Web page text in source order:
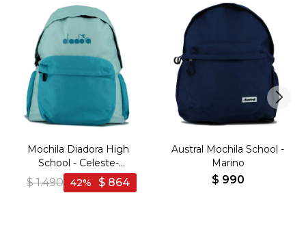
Mochila Diadora High
School - Celeste-
Turquesa
$ 1.490 $ 864
42
Austral Mochila School -
Marino
$ 990